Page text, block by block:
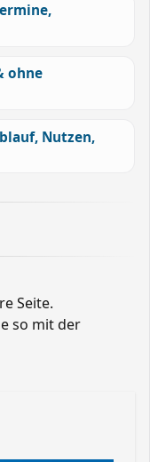
ohne
Nutzen,
Seite.
so mit der